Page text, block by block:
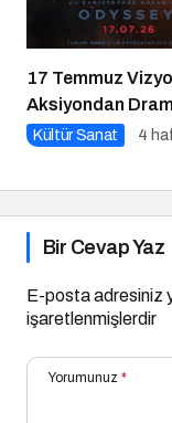
17 Temmuz
Aksiyondan
Bir Yolculuk
Kültür Sanat 4
Bir Cevap Yaz
E-posta adresiniz
işaretlenmişlerdir
Yorumunuz *